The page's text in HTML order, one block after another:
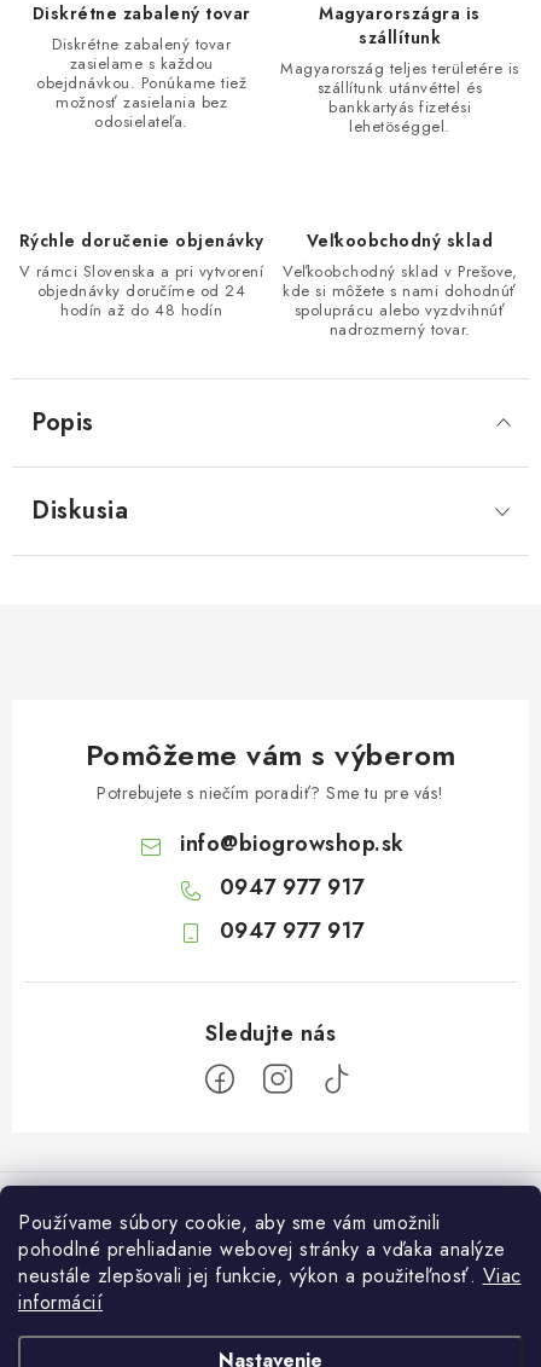
Používame súbory cookie, aby sme vám umožnili
pohodlné prehliadanie webovej stránky a vďaka analýze
neustále zlepšovali jej funkcie, výkon a použiteľnosť. Viac
informácií
Nastavenie
Diskrétne zabalený tovar
Diskrétne zabalený tovar
zasielame s každou
obejdnávkou. Ponúkame tiež
možnosť zasielania bez
odosielateľa.
Magyarországra is
szállítunk
Magyarország teljes területére is
szállítunk utánvéttel és
bankkartyás fizetési
lehetöséggel.
Rýchle doručenie objenávky
V rámci Slovenska a pri vytvorení
objednávky doručíme od 24
hodín až do 48 hodín
Veľkoobchodný sklad
Veľkoobchodný sklad v Prešove,
kde si môžete s nami dohodnúť
spoluprácu alebo vyzdvihnúť
nadrozmerný tovar.
Popis
Diskusia
Pomôžeme vám s výberom
Potrebujete s niečím poradiť? Sme tu pre vás!
info@biogrowshop.sk
0947 977 917
0947 977 917
á
O nás
Platba a dodanie
Podmienky ochrany osobných údajov
Otvaracie hodiny veľkosklad
Pondelok: 7:30 – 16:00
Utorok: 7:30 – 16:00